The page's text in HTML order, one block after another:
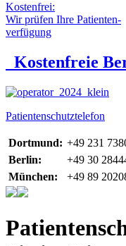
Kostenfrei:
Wir prüfen Ihre Patienten-
verfügung
Kostenfreie
Patientenschutztelefon
Dortmund: +49 231
Berlin:
+49 30
München:
+49 89